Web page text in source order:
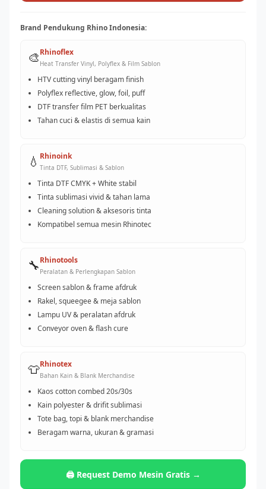
Brand Pendukung Rhino Indonesia:
🎨Rhinoflex
Heat Transfer Vinyl, Polyflex & Film Sablon
HTV cutting vinyl beragam finish
Polyflex reflective, glow, foil, puff
DTF transfer film PET berkualitas
Tahan cuci & elastis di semua kain
💧 Rhinoink
Tinta DTF, Sublimasi & Sablon
Tinta DTF CMYK + White stabil
Tinta sublimasi vivid & tahan lama
Cleaning solution & aksesoris tinta
Kompatibel semua mesin Rhinotec
🔧Rhinotools
Peralatan & Perlengkapan Sablon
Screen sablon & frame afdruk
Rakel, squeegee & meja sablon
Lampu UV & peralatan afdruk
Conveyor oven & flash cure
👕Rhinotex
Bahan Kain & Blank Merchandise
Kaos cotton combed 20s/30s
Kain polyester & drifit sublimasi
Tote bag, topi & blank merchandise
Beragam warna, ukuran & gramasi
🖨️ Request Demo Mesin Gratis →